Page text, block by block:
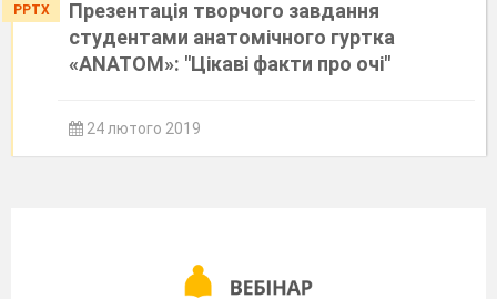
PPTX
Презентація творчого завдання
студентами анатомічного гуртка
«ANATOM»: "Цікаві факти про очі"
24 лютого 2019